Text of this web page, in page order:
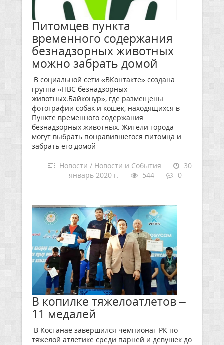
Питомцев пункта
временного содержания
безнадзорных животных
можно забрать домой
В социальной сети «ВКонтакте» создана
группа «ПВС безнадзорных
животных.Байконур», где размещены
фотографии собак и кошек, находящихся в
Пункте временного содержания
безнадзорных животных. Жители города
могут выбрать понравившегося питомца и
забрать его домой
Новости / Новости и События
30
январь 2020 г.
544 0
В копилке тяжелоатлетов –
11 медалей
В Костанае завершился чемпионат РК по
тяжелой атлетике среди парней и девушек до